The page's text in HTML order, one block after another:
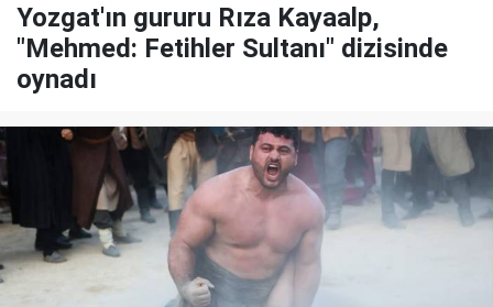
Yozgat'ın gururu Rıza Kayaalp,
"Mehmed: Fetihler Sultanı" dizisinde
oynadı